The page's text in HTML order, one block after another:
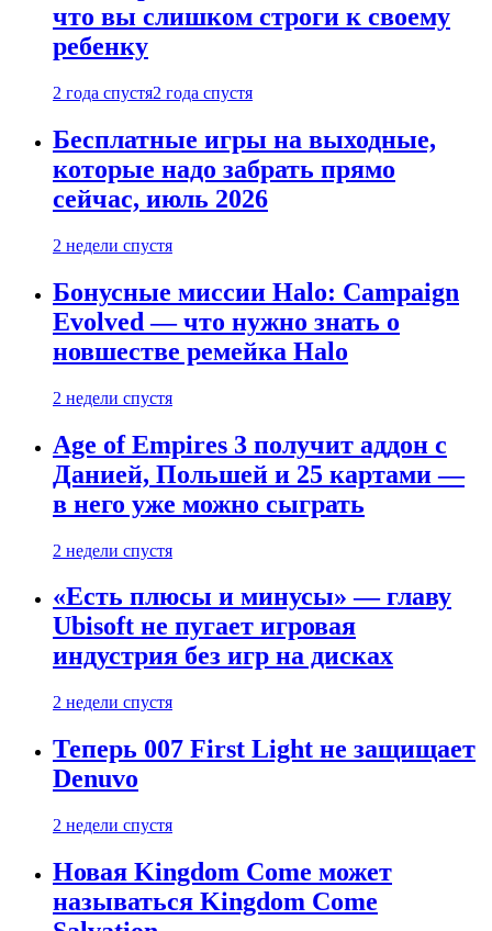
что вы слишком строги к своему
ребенку
2 года спустя2 года спустя
Бесплатные игры на выходные,
которые надо забрать прямо
сейчас, июль 2026
2 недели спустя
Бонусные миссии Halo: Campaign
Evolved — что нужно знать о
новшестве ремейка Halo
2 недели спустя
Age of Empires 3 получит аддон с
Данией, Польшей и 25 картами —
в него уже можно сыграть
2 недели спустя
«Есть плюсы и минусы» — главу
Ubisoft не пугает игровая
индустрия без игр на дисках
2 недели спустя
Теперь 007 First Light не защищает
Denuvo
2 недели спустя
Новая Kingdom Come может
называться Kingdom Come